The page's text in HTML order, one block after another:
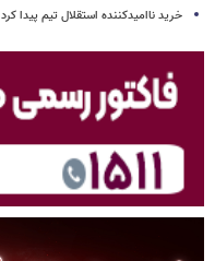
خرید ناامیدکننده استقلال تیم پیدا کرد